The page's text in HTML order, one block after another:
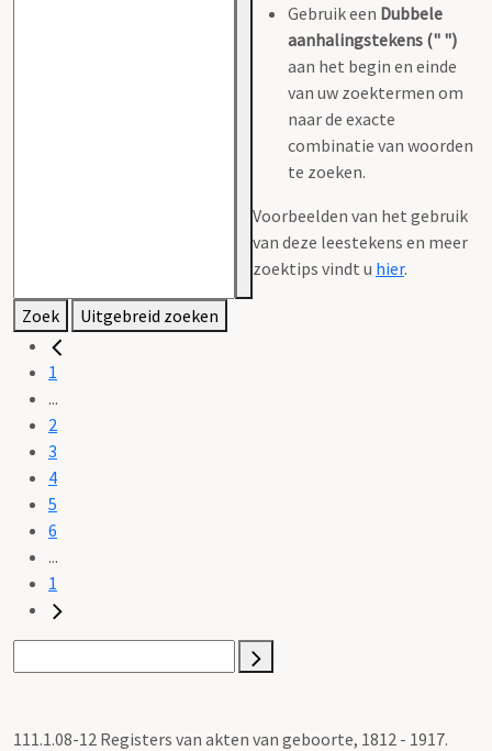
Gebruik een Dubbele
aanhalingstekens (" ")
aan het begin en einde
van uw zoektermen om
naar de exacte
combinatie van woorden
te zoeken.
Voorbeelden van het gebruik
van deze leestekens en meer
zoektips vindt u hier.
Zoek Uitgebreid zoeken
1
...
2
3
4
5
6
...
1
111.1.08-12 Registers van akten van geboorte, 1812 - 1917.